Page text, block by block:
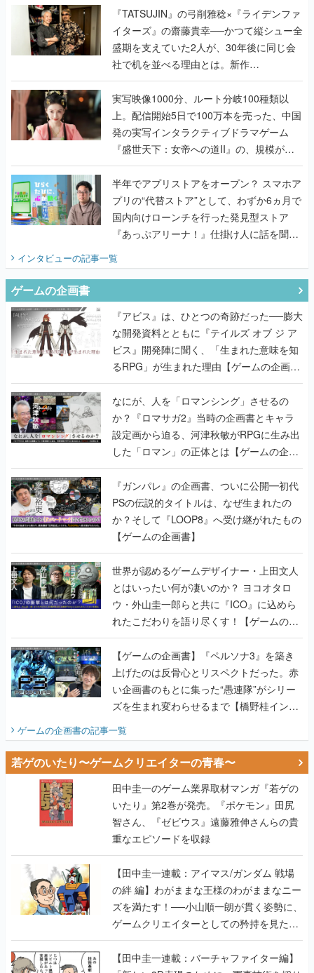
く
『TATSUJIN』の弓削雅稔×『ライデンファ
イターズ』の齋藤貴幸──かつて縦シュー全
盛期を支えていた2人が、30年後に同じ会
社で机を並べる理由とは。新作
『TATSUJIN EXTREME』で初タッグを組
んだレジェンド2人に訊く開発秘話
実写映像1000分、ルート分岐100種類以
上。配信開始5日で100万本を売った、中国
発の実写インタラクティブドラマゲーム
『盛世天下：女帝への道II』の、規模が違
うこだわりをプロデューサーに聞いた
半年でアプリストアをオープン？ スマホア
プリの“代替ストア”として、わずか6ヵ月で
国内向けローンチを行った発見型ストア
『あっぷアリーナ！』仕掛け人に話を聞い
インタビューの記事一覧
ゲームの企画書
『アビス』は、ひとつの奇跡だった──膨大
な開発資料とともに『テイルズ オブ ジ ア
ビス』開発陣に聞く、「生まれた意味を知
るRPG」が生まれた理由【ゲームの企画
書】
なにが、人を「ロマンシング」させるの
か？『ロマサガ2』当時の企画書とキャラ
設定画から迫る、河津秋敏がRPGに生み出
した「ロマン」の正体とは【ゲームの企画
書】
『ガンパレ』の企画書、ついに公開━初代
PSの伝説的タイトルは、なぜ生まれたの
か？そして『LOOP8』へ受け継がれたもの
【ゲームの企画書】
世界が認めるゲームデザイナー・上田文人
とはいったい何が凄いのか？ ヨコオタロ
ウ・外山圭一郎らと共に『ICO』に込めら
れたこだわりを語り尽くす！【ゲームの企
画書】
【ゲームの企画書】『ペルソナ3』を築き
上げたのは反骨心とリスペクトだった。赤
い企画書のもとに集った“愚連隊”がシリー
ズを生まれ変わらせるまで【橋野桂インタ
ゲームの企画書の記事一覧
若ゲのいたり〜ゲームクリエイターの青春〜
田中圭一のゲーム業界取材マンガ『若ゲの
いたり』第2巻が発売。『ポケモン』田尻
智さん、『ゼビウス』遠藤雅伸さんらの貴
重なエピソードを収録
【田中圭一連載：アイマス/ガンダム 戦場
の絆 編】わがままな王様のわがままなニー
ズを満たす！──小山順一朗が貫く姿勢に、
ゲームクリエイターとしての矜持を見た
【若ゲのいたり最終回】
【田中圭一連載：バーチャファイター編】